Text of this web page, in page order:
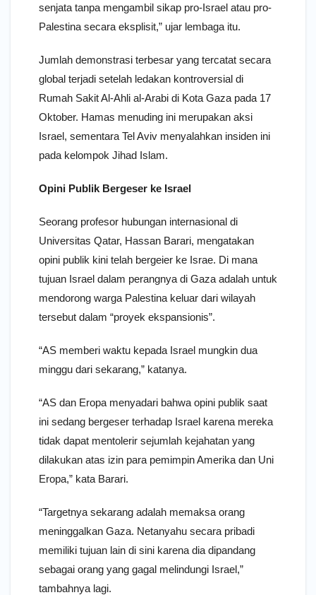
senjata tanpa mengambil sikap pro-Israel atau pro-
Palestina secara eksplisit,” ujar lembaga itu.
Jumlah demonstrasi terbesar yang tercatat secara
global terjadi setelah ledakan kontroversial di
Rumah Sakit Al-Ahli al-Arabi di Kota Gaza pada 17
Oktober. Hamas menuding ini merupakan aksi
Israel, sementara Tel Aviv menyalahkan insiden ini
pada kelompok Jihad Islam.
Opini Publik Bergeser ke Israel
Seorang profesor hubungan internasional di
Universitas Qatar, Hassan Barari, mengatakan
opini publik kini telah bergeier ke Israe. Di mana
tujuan Israel dalam perangnya di Gaza adalah untuk
mendorong warga Palestina keluar dari wilayah
tersebut dalam “proyek ekspansionis”.
“AS memberi waktu kepada Israel mungkin dua
minggu dari sekarang,” katanya.
“AS dan Eropa menyadari bahwa opini publik saat
ini sedang bergeser terhadap Israel karena mereka
tidak dapat mentolerir sejumlah kejahatan yang
dilakukan atas izin para pemimpin Amerika dan Uni
Eropa,” kata Barari.
“Targetnya sekarang adalah memaksa orang
meninggalkan Gaza. Netanyahu secara pribadi
memiliki tujuan lain di sini karena dia dipandang
sebagai orang yang gagal melindungi Israel,”
tambahnya lagi.